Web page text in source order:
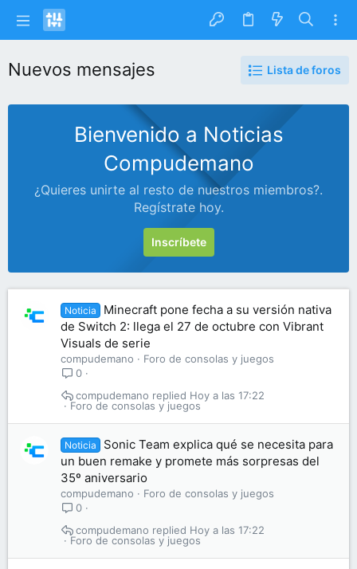
Nuevos mensajes Lista de foros
Bienvenido a Noticias
Compudemano
¿Quieres unirte al resto de nuestros miembros?.
Regístrate hoy.
Inscríbete
Noticia
Minecraft pone fecha a su versión nativa
de Switch 2: llega el 27 de octubre con Vibrant
Visuals de serie
compudemano
Foro de consolas y juegos
0
Foro de consolas y juegos
Hoy a las 17:22
compudemano
Noticia
Sonic Team explica qué se necesita para
un buen remake y promete más sorpresas del
35º aniversario
compudemano
Foro de consolas y juegos
0
Foro de consolas y juegos
Hoy a las 17:22
compudemano